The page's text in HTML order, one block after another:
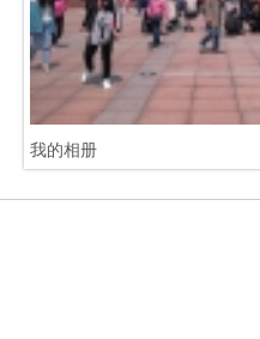
我的相册